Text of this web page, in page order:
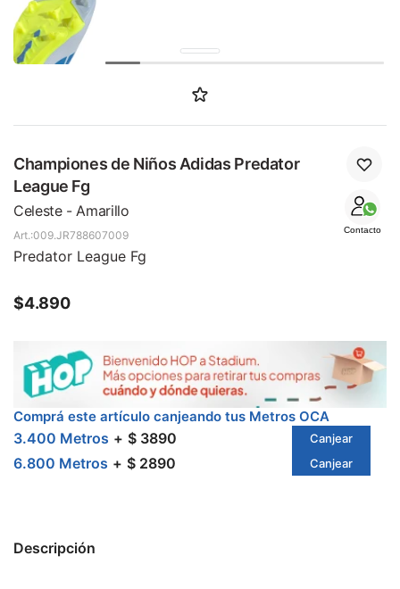
Championes de Niños Adidas Predator
League Fg
Celeste - Amarillo
Contacto
009.JR788607009
Predator League Fg
$4.890
Comprá este artículo canjeando tus Metros OCA
3.400 Metros $ 3890 Canjear
6.800 Metros $ 2890 Canjear
Descripción